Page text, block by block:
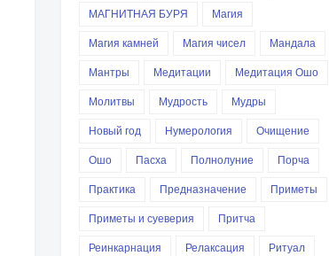
МАГНИТНАЯ БУРЯ
Магия
Магия камней
Магия чисел
Мандала
Мантры
Медитации
Медитация Ошо
Молитвы
Мудрость
Мудры
Новый год
Нумерология
Очищение
Ошо
Пасха Полнолуние
Порча
Практика
Предназначение
Приметы
Приметы и суеверия
Притча
Реинкарнация
Релаксация
Ритуал